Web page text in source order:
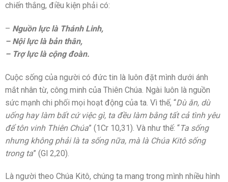
chiến thắng, điều kiện phải có:
– Nguồn lực là Thánh Linh,
– Nội lực là bản thân,
– Trợ lực là cộng đoàn.
Cuộc sống của người có đức tin là luôn đặt mình dưới ánh
mắt nhân từ, công minh của Thiên Chúa. Ngài luôn là nguồn
sức mạnh chi phối mọi hoạt động của ta. Vì thế, “Dù ăn, dù
uống hay làm bất cứ việc gì, ta đều làm bằng tất cả tình yêu
để tôn vinh Thiên Chúa” (1Cr 10,31). Và như thế: “Ta sống
nhưng không phải là ta sống nữa, mà là Chúa Kitô sống
trong ta” (Gl 2,20).
Là người theo Chúa Kitô, chúng ta mang trong mình nhiều hình